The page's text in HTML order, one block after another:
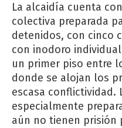
La alcaidía cuenta
colectiva preparada
detenidos, con cinco
con inodoro
un primer piso entre
donde se alojan los
escasa conflictividad.
especialmente
aún no tienen prisión